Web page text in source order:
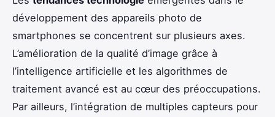
développement des appareils photo de
smartphones se concentrent sur plusieurs axes.
L’amélioration de la qualité d’image grâce à
l’intelligence artificielle et les algorithmes de
traitement avancé est au cœur des préoccupations.
Par ailleurs, l’intégration de multiples capteurs pour